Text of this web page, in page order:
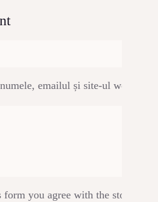
emailul și site-ul web în
form you agree with the storage